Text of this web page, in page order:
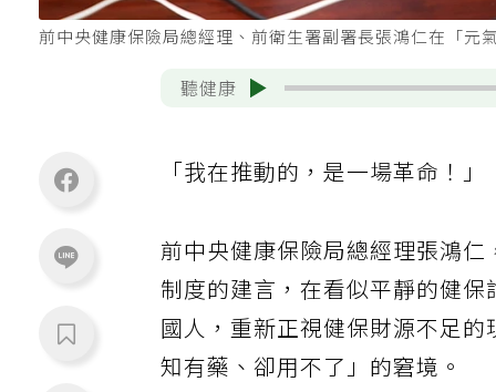
前中央健康保險局總經理、前衛生署副署長張鴻仁在「
聽健康
「我在推動的，是一場革命！」
前中央健康保險局總經理張鴻
制度的建言，在看似平靜的健
國人，重新正視健保財源不足
知有藥、卻用不了」的窘境。